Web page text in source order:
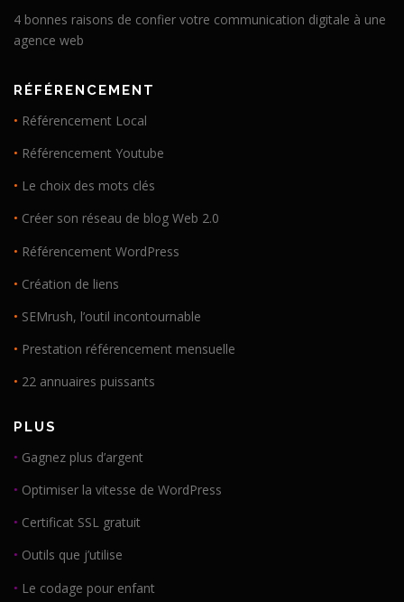
4 bonnes raisons de confier votre communication digitale à une
agence web
RÉFÉRENCEMENT
• Référencement Local
• Référencement Youtube
• Le choix des mots clés
• Créer son réseau de blog Web 2.0
• Référencement WordPress
• Création de liens
• SEMrush, l’outil incontournable
• Prestation référencement mensuelle
• 22 annuaires puissants
PLUS
• Gagnez plus d’argent
• Optimiser la vitesse de WordPress
• Certificat SSL gratuit
• Outils que j’utilise
• Le codage pour enfant